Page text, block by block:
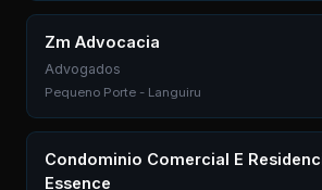
Zm Advocacia
Advogados
Pequeno Porte - Languiru
Condominio Comercial E
Essence